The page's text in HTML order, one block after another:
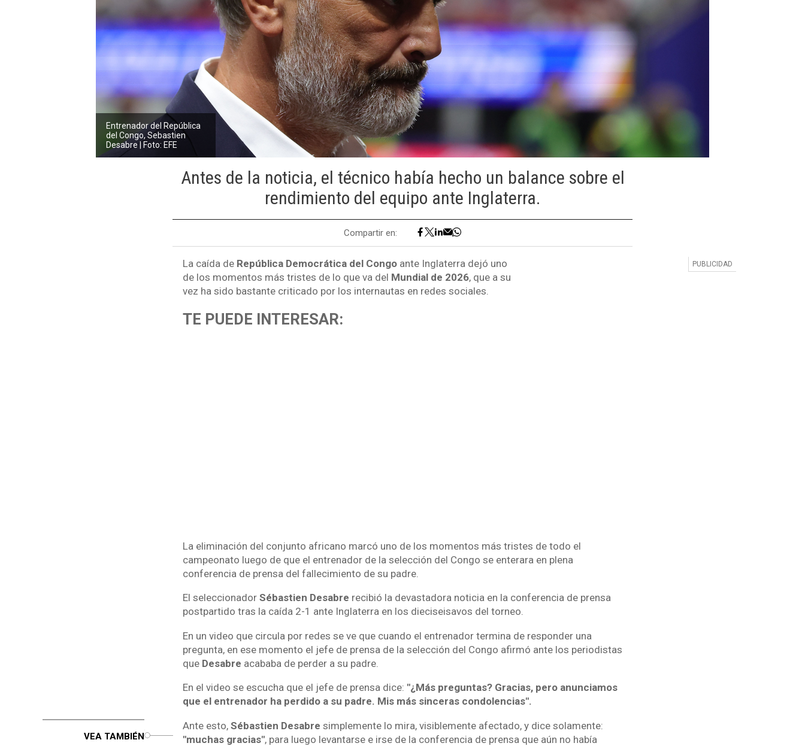
Entrenador del República
del Congo, Sebastien
Desabre | Foto: EFE
Antes de la noticia, el técnico había hecho un balance sobre el
rendimiento del equipo ante Inglaterra.
Compartir en:
La caída de República Democrática del Congoante Inglaterra dejó uno
de los momentos más tristes de lo que va del Mundial de 2026, que a su
vez ha sido bastante criticado por los internautas en redes sociales.
TE PUEDE INTERESAR:
La eliminación del conjunto africano marcó uno de los momentos más tristes de todo el
campeonato luego de que el entrenador de la selección del Congo se enterara en plena
conferencia de prensa del fallecimiento de su padre.
El seleccionador Sébastien Desabre recibió la devastadora noticia en la conferencia de prensa
postpartido tras la caída 2-1 ante Inglaterra en los dieciseisavos del torneo.
En un video que circula por redes se ve que cuando el entrenador termina de responder una
pregunta, en ese momento el jefe de prensa de la selección del Congo afirmó ante los periodistas
que Desabre acababa de perder a su padre.
En el video se escucha que el jefe de prensa dice: "¿Más preguntas? Gracias, pero anunciamos
que el entrenador ha perdido a su padre. Mis más sinceras condolencias".
VEA TAMBIÉN
Ante esto, Sébastien Desabre simplemente lo mira, visiblemente afectado, y dice solamente:
"muchas gracias", para luego levantarse e irse de la conferencia de prensa que aún no había